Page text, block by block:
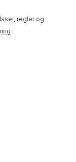
regler og
.